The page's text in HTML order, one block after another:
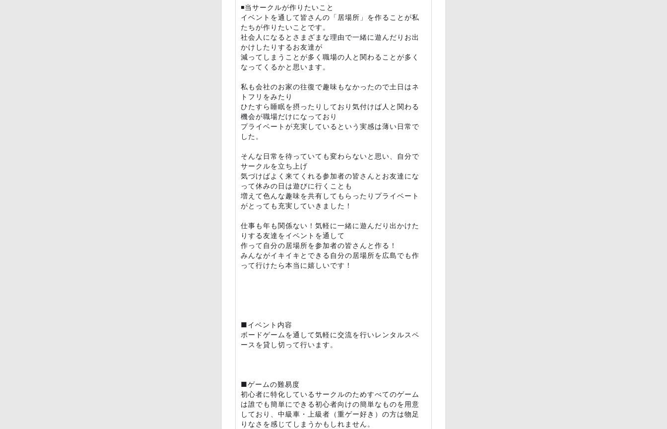
◾️当サークルが作りたいこと
イベントを通して皆さんの「居場所」を作ることが私
たちが作りたいことです。
社会人になるとさまざまな理由で一緒に遊んだりお出
かけしたりするお友達が
減ってしまうことが多く職場の人と関わることが多く
なってくるかと思います。
私も会社のお家の往復で趣味もなかったので土日はネ
トフリをみたり
ひたすら睡眠を摂ったりしており気付けば人と関わる
機会が職場だけになっており
プライベートが充実しているという実感は薄い日常で
した。
そんな日常を待っていても変わらないと思い、自分で
サークルを立ち上げ
気づけばよく来てくれる参加者の皆さんとお友達にな
って休みの日は遊びに行くことも
増えて色んな趣味を共有してもらったりプライベート
がとっても充実していきました！
仕事も年も関係ない！気軽に一緒に遊んだり出かけた
りする友達をイベントを通して
作って自分の居場所を参加者の皆さんと作る！
みんながイキイキとできる自分の居場所を広島でも作
って行けたら本当に嬉しいです！
■イベント内容
ボードゲームを通して気軽に交流を行いレンタルスペ
ースを貸し切って行います。
■ゲームの難易度
初心者に特化しているサークルのためすべてのゲーム
は誰でも簡単にできる初心者向けの簡単なものを用意
しており、中級車・上級者（重ゲー好き）の方は物足
りなさを感じてしまうかもしれません。